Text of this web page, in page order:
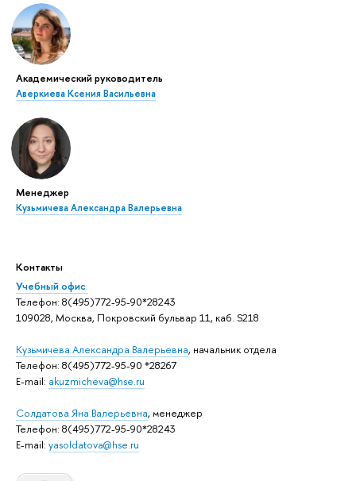
Академический руководитель
Аверкиева Ксения Васильевна
Менеджер
Кузьмичева Александра Валерьевна
Контакты
Учебный офис
Телефон: 8(495)772-95-90*28243
109028, Москва, Покровский бульвар 11, каб. S218
Кузьмичева Александра Валерьевна, начальник отдела
Телефон: 8(495)772-95-90 *28267
E-mail: akuzmicheva@hse.ru
Солдатова Яна Валерьевна, менеджер
Телефон: 8(495)772-95-90*28243
E-mail: yasoldatova@hse.ru